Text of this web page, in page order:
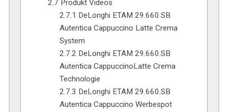
2.7 Produkt Videos
2.7.1 DeLonghi ETAM 29.660.SB
Autentica Cappuccino Latte Crema
System
2.7.2 DeLonghi ETAM 29.660.SB
Autentica CappuccinoLatte Crema
Technologie
2.7.3 DeLonghi ETAM 29.660.SB
Autentica Cappuccino Werbespot